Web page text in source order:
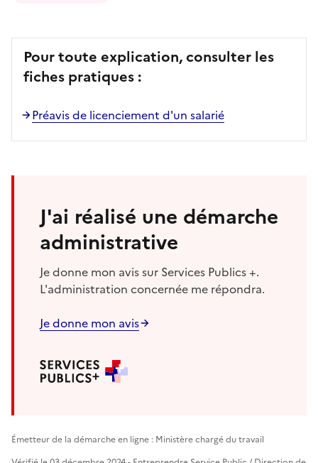
Pour toute explication, consulter les
fiches pratiques :
Préavis de licenciement d'un salarié
J'ai réalisé une démarche
administrative
Je donne mon avis sur Services Publics +.
L'administration concernée me répondra.
Je donne mon avis
Émetteur de la démarche en ligne : Ministère chargé du travail